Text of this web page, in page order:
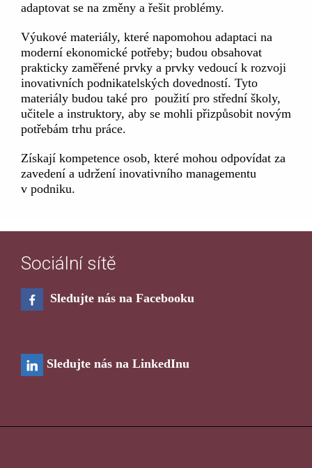
adaptovat se na změny a řešit problémy.
Výukové materiály, které napomohou adaptaci na
moderní ekonomické potřeby; budou obsahovat
prakticky zaměřené prvky a prvky vedoucí k rozvoji
inovativních podnikatelských dovedností. Tyto
materiály budou také pro použití pro střední školy,
učitele a instruktory, aby se mohli přizpůsobit novým
potřebám trhu práce.
Získají kompetence osob, které mohou odpovídat za
zavedení a udržení inovativního managementu
v podniku.
Sociální sítě
Sledujte nás na Facebooku
Sledujte nás na LinkedInu